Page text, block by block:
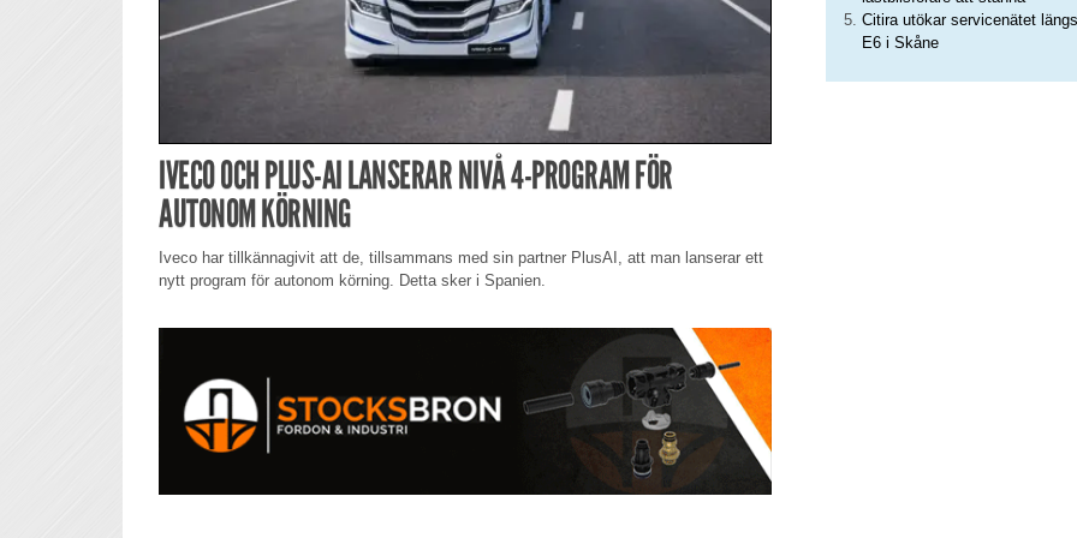
IVECO OCH PLUS-AI LANSERAR NIVÅ 4-PROGRAM FÖR
AUTONOM KÖRNING
Iveco har tillkännagivit att de, tillsammans med sin partner PlusAI, att man lanserar ett
nytt program för autonom körning. Detta sker i Spanien.
Citira utökar servicenätet längs
E6 i Skåne